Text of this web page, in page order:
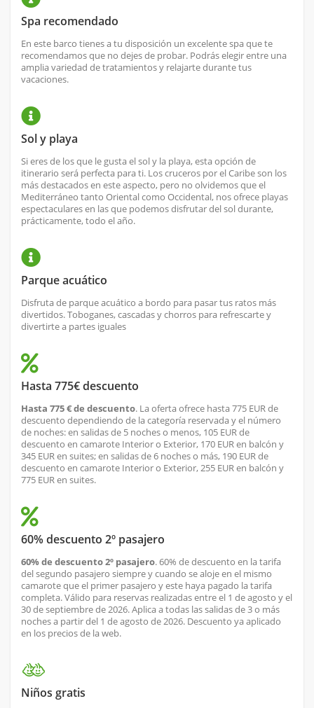
Spa recomendado
En este barco tienes a tu disposición un excelente spa que te
recomendamos que no dejes de probar. Podrás elegir entre una
amplia variedad de tratamientos y relajarte durante tus
vacaciones.
Sol y playa
Si eres de los que le gusta el sol y la playa, esta opción de
itinerario será perfecta para ti. Los cruceros por el Caribe son los
más destacados en este aspecto, pero no olvidemos que el
Mediterráneo tanto Oriental como Occidental, nos ofrece playas
espectaculares en las que podemos disfrutar del sol durante,
prácticamente, todo el año.
Parque acuático
Disfruta de parque acuático a bordo para pasar tus ratos más
divertidos. Toboganes, cascadas y chorros para refrescarte y
divertirte a partes iguales
Hasta 775€ descuento
Hasta 775 € de descuento. La oferta ofrece hasta 775 EUR de
descuento dependiendo de la categoría reservada y el número
de noches: en salidas de 5 noches o menos, 105 EUR de
descuento en camarote Interior o Exterior, 170 EUR en balcón y
345 EUR en suites; en salidas de 6 noches o más, 190 EUR de
descuento en camarote Interior o Exterior, 255 EUR en balcón y
775 EUR en suites.
60% descuento 2º pasajero
60% de descuento 2º pasajero. 60% de descuento en la tarifa
del segundo pasajero siempre y cuando se aloje en el mismo
camarote que el primer pasajero y este haya pagado la tarifa
completa. Válido para reservas realizadas entre el 1 de agosto y el
30 de septiembre de 2026. Aplica a todas las salidas de 3 o más
noches a partir del 1 de agosto de 2026. Descuento ya aplicado
en los precios de la web.
Niños gratis